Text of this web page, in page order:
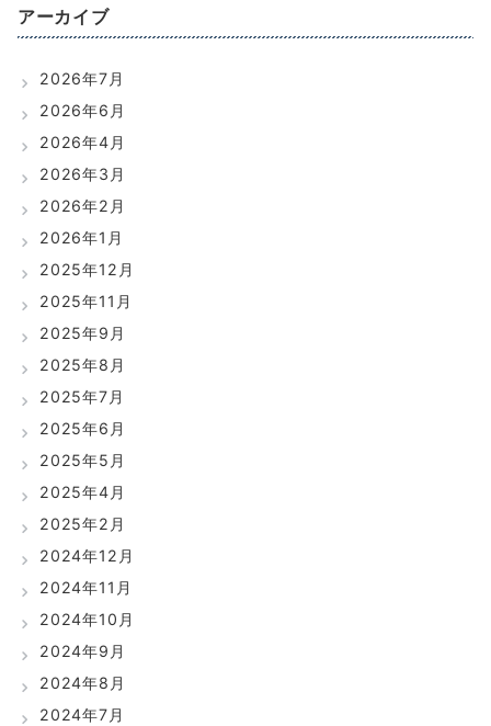
アーカイブ
2026年7月
2026年6月
2026年4月
2026年3月
2026年2月
2026年1月
2025年12月
2025年11月
2025年9月
2025年8月
2025年7月
2025年6月
2025年5月
2025年4月
2025年2月
2024年12月
2024年11月
2024年10月
2024年9月
2024年8月
2024年7月